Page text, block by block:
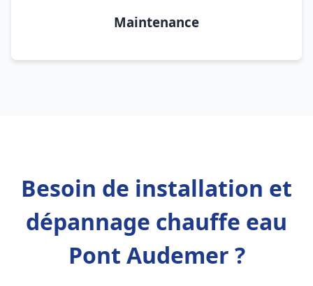
Maintenance
Besoin de installation et
dépannage chauffe eau
Pont Audemer ?